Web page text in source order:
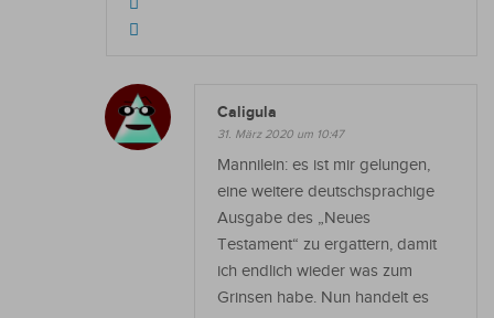
Caligula
31. März 2020 um 10:47
Mannilein: es ist mir gelungen,
eine weitere deutschsprachige
Ausgabe des „Neues
Testament“ zu ergattern, damit
ich endlich wieder was zum
Grinsen habe. Nun handelt es